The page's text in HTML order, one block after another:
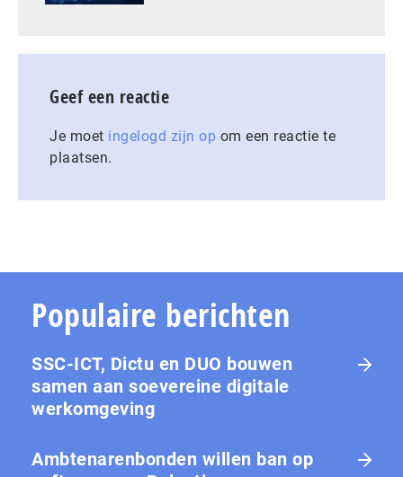
Geef een reactie
Je moet ingelogd zijn op om een reactie te
plaatsen.
Populaire berichten
SSC-ICT, Dictu en DUO bouwen
samen aan soevereine digitale
werkomgeving
Ambtenarenbonden willen ban op